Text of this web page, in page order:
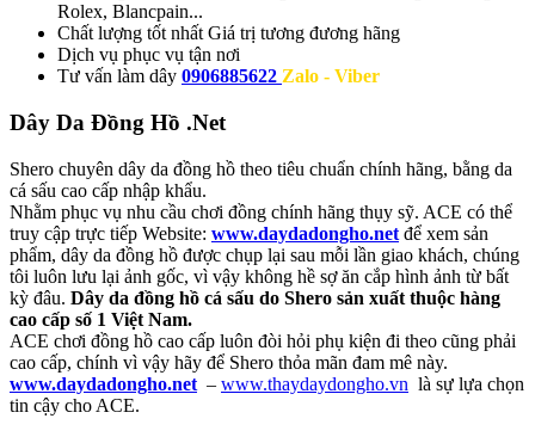
Rolex, Blancpain...
Chất lượng tốt nhất Giá trị tương đương hãng
Dịch vụ phục vụ tận nơi
Tư vấn làm dây 0906885622 Zalo - Viber
Dây Da Đồng Hồ .Net
Shero chuyên dây da đồng hồ theo tiêu chuẩn chính hãng, bằng da
cá sấu cao cấp nhập khẩu.
Nhằm phục vụ nhu cầu chơi đồng chính hãng thụy sỹ. ACE có thể
truy cập trực tiếp Website: www.daydadongho.net để xem sản
phẩm, dây da đồng hồ được chụp lại sau mỗi lần giao khách, chúng
tôi luôn lưu lại ảnh gốc, vì vậy không hề sợ ăn cắp hình ảnh từ bất
kỳ đâu. Dây da đồng hồ cá sấu do Shero sản xuất thuộc hàng
cao cấp số 1 Việt Nam.
ACE chơi đồng hồ cao cấp luôn đòi hỏi phụ kiện đi theo cũng phải
cao cấp, chính vì vậy hãy để Shero thỏa mãn đam mê này.
www.daydadongho.net – www.thaydaydongho.vn là sự lựa chọn
tin cậy cho ACE.